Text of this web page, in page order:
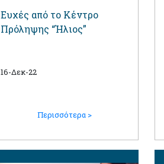
Ευχές από το Κέντρο
Πρόληψης “Ήλιος”
16-Δεκ-22
Περισσότερα >